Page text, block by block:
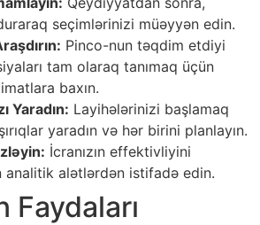
seçimlərinizi müəyyən edin.
Pinco-nun təqdim etdiyi
tam olaraq tanımaq üçün
baxın.
Yaradın: Layihələrinizi başlamaq
yaradın və hər birini planlayın.
İcranızın effektivliyini
analitik alətlərdən istifadə edin.
Faydaları